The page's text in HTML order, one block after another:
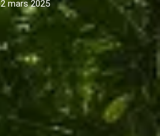
2 mars 2025